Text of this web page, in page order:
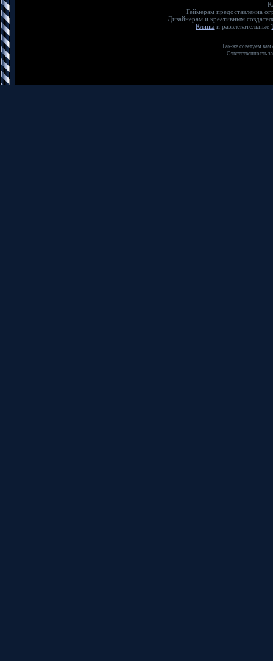
Геймерам предоставленна
Дизайнерам и креативным
Клипы и развлекательные
Так-же советуем
Ответственность